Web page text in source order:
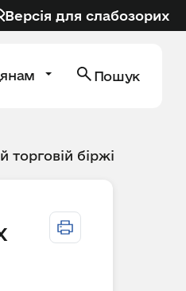
Версія для слабозорих
Пошук
торговій біржі